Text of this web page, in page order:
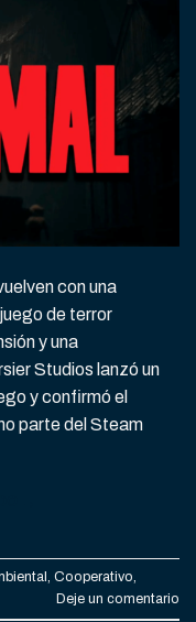
con una
de terror
y una
Studios lanzó un
y confirmó el
parte del Steam
, Cooperativo,
Deje un comentario